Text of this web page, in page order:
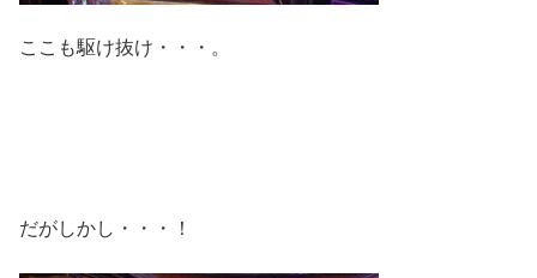
ここも駆け抜け・・・。
だがしかし・・・！